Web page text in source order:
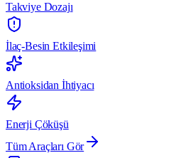
Takviye Dozajı
İlaç-Besin Etkileşimi
Antioksidan İhtiyacı
Enerji Çöküşü
Tüm Araçları Gör